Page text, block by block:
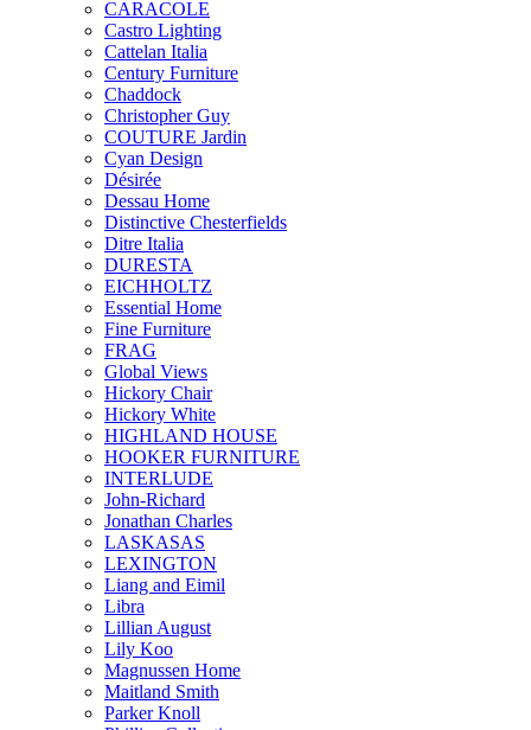
CARACOLE
Castro Lighting
Cattelan Italia
Century Furniture
Chaddock
Christopher Guy
COUTURE Jardin
Cyan Design
Désirée
Dessau Home
Distinctive Chesterfields
Ditre Italia
DURESTA
EICHHOLTZ
Essential Home
Fine Furniture
FRAG
Global Views
Hickory Chair
Hickory White
HIGHLAND HOUSE
HOOKER FURNITURE
INTERLUDE
John-Richard
Jonathan Charles
LASKASAS
LEXINGTON
Liang and Eimil
Libra
Lillian August
Lily Koo
Magnussen Home
Maitland Smith
Parker Knoll